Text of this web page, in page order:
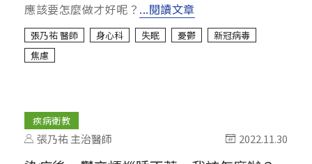
應該要怎麼做才好呢？ ...閱讀文章
張乃祐 醫師 身心科 失眠 憂鬱
新冠病毒
焦慮
疾病衛教
張乃祐 主治醫師 2022.11.30